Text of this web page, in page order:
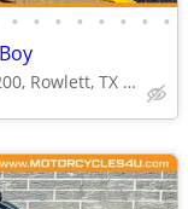
• • • • • • • •
4210 Industrial St Suite 200, Rowlett, TX 75088